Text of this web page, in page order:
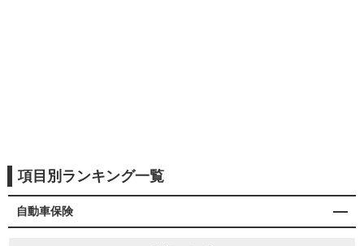
項目別ランキング一覧
自動車保険